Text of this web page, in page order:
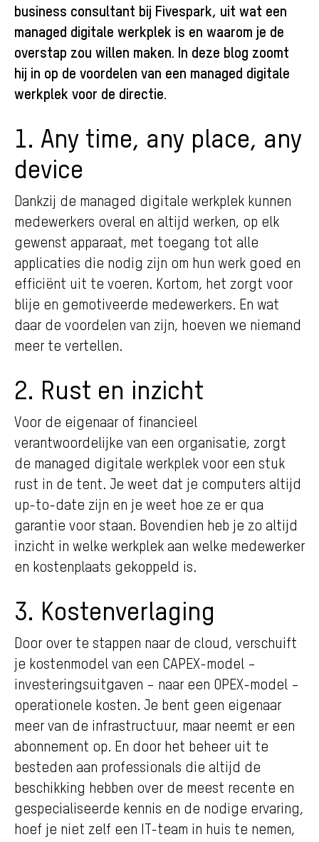
business consultant bij Fivespark, uit wat een
managed digitale werkplek is en waarom je de
overstap zou willen maken. In deze blog zoomt
hij in op de voordelen van een managed digitale
werkplek voor de directie.
1. Any time, any place, any
device
Dankzij de managed digitale werkplek kunnen
medewerkers overal en altijd werken, op elk
gewenst apparaat, met toegang tot alle
applicaties die nodig zijn om hun werk goed en
efficiënt uit te voeren. Kortom, het zorgt voor
blije en gemotiveerde medewerkers. En wat
daar de voordelen van zijn, hoeven we niemand
meer te vertellen.
2. Rust en inzicht
Voor de eigenaar of financieel
verantwoordelijke van een organisatie, zorgt
de managed digitale werkplek voor een stuk
rust in de tent. Je weet dat je computers altijd
up-to-date zijn en je weet hoe ze er qua
garantie voor staan. Bovendien heb je zo altijd
inzicht in welke werkplek aan welke medewerker
en kostenplaats gekoppeld is.
3. Kostenverlaging
Door over te stappen naar de cloud, verschuift
je kostenmodel van een CAPEX-model –
investeringsuitgaven – naar een OPEX-model –
operationele kosten. Je bent geen eigenaar
meer van de infrastructuur, maar neemt er een
abonnement op. En door het beheer uit te
besteden aan professionals die altijd de
beschikking hebben over de meest recente en
gespecialiseerde kennis en de nodige ervaring,
hoef je niet zelf een IT-team in huis te nemen,